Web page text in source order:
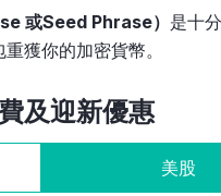
或Seed Phrase） 是十
獲你的加密貨幣。
及迎新優惠
美股